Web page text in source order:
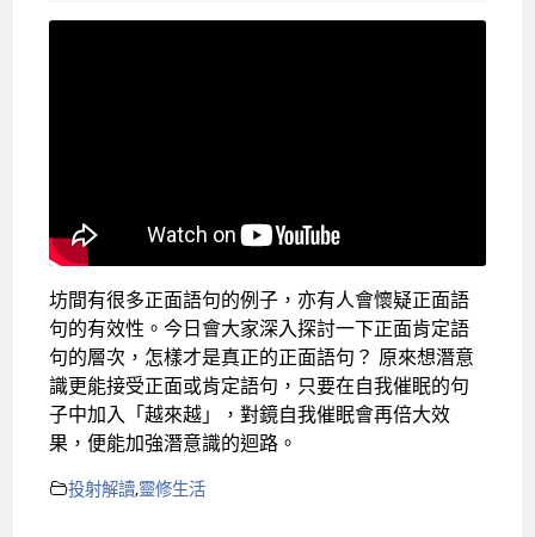
坊間有很多正面語句的例子，亦有人會懷疑正面語
句的有效性。今日會大家深入探討一下正面肯定語
句的層次，怎樣才是真正的正面語句？ 原來想潛意
識更能接受正面或肯定語句，只要在自我催眠的句
子中加入「越來越」，對鏡自我催眠會再倍大效
果，便能加強潛意識的迴路。
投射解讀,靈修生活